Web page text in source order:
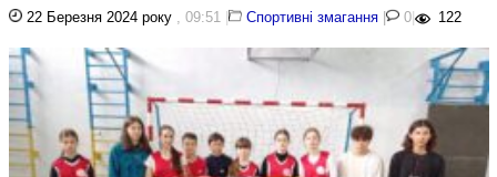
22 Березня 2024 року , 09:51 | Спортивні змагання | 0 | 122